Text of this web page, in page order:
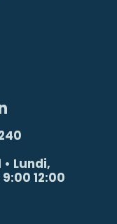
• Lundi,
12:00